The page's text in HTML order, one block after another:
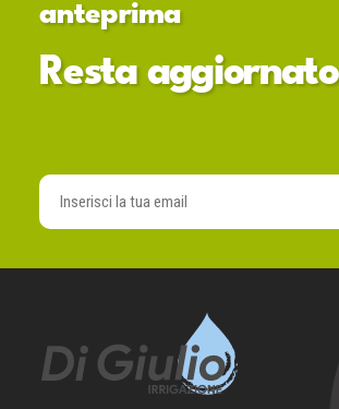
anteprima
Resta aggiornato